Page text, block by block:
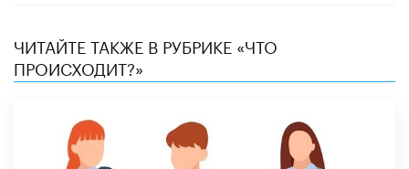
ЧИТАЙТЕ ТАКЖЕ В РУБРИКЕ «ЧТО
ПРОИСХОДИТ?»